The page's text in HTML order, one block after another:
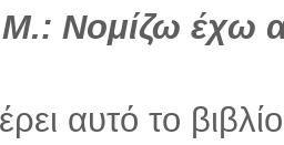
Νομίζω έχω
αυτό το